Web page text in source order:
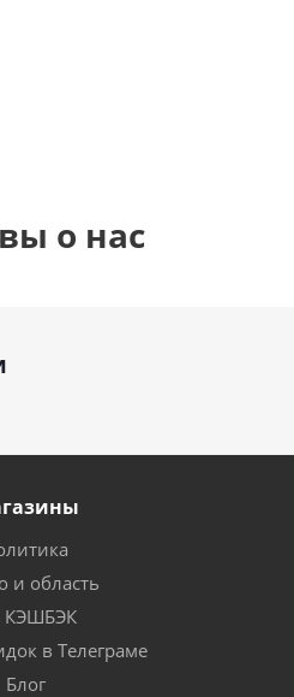
о нас
и область
КЭШБЭК
в Телеграме
Блог